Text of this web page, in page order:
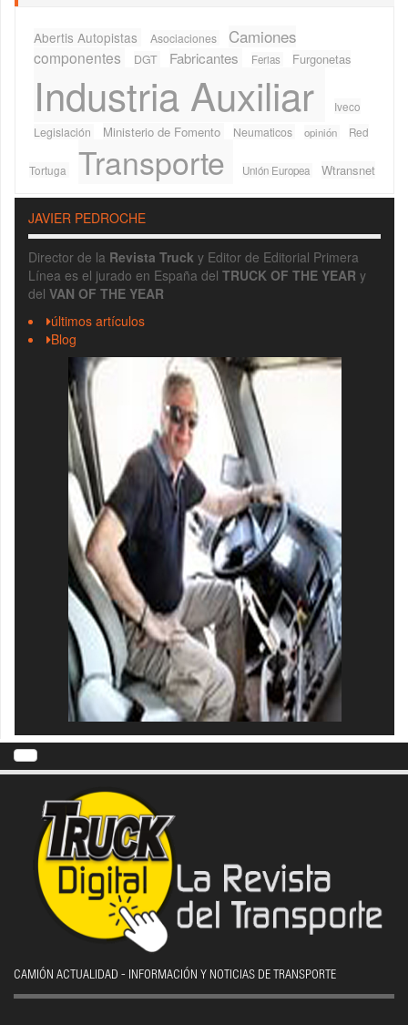
Abertis Autopistas Asociaciones Camiones
componentes DGT Fabricantes Ferias Furgonetas
Industria Auxiliar
Iveco
Legislación
Ministerio de Fomento Neumaticos opinión Red
Tortuga Transporte Unión Europea Wtransnet
JAVIER PEDROCHE
Director de la Revista Truck y Editor de Editorial Primera
Línea es el jurado en España del TRUCK OF THE YEAR y
del VAN OF THE YEAR
últimos artículos
Blog
CAMIÓN ACTUALIDAD - INFORMACIÓN Y NOTICIAS DE TRANSPORTE